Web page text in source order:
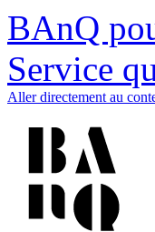
BAnQ
Service
Aller directement au